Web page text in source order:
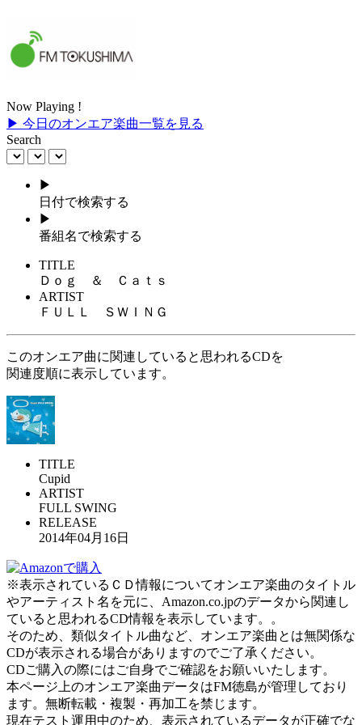
Now Playing !
▶ 今日のオンエア楽曲一覧を見る
Search
▶
日付で検索する
▶
番組名で検索する
TITLE
Ｄｏｇ ＆ Ｃａｔｓ
ARTIST
ＦＵＬＬ ＳＷＩＮＧ
このオンエア曲に関連していると思われるCDを
関連度順に表示しています。
TITLE
Cupid
ARTIST
FULL SWING
RELEASE
2014年04月16日
※表示されているＣＤ情報についてオンエア楽曲のタイトル
やアーティスト名を元に、Amazon.co.jpのデータから関連し
ていると思われるCD情報を表示しています。。
そのため、類似タイトル曲など、オンエア楽曲とは無関係な
CDが表示される場合がありますのでご了承ください。
CDご購入の際にはご自身でご確認をお願いいたします。
本ページ上のオンエア楽曲データはFM徳島が管理しており
ます。無断転載・複製・再加工を禁じます。
現在テスト運用中のため、表示されているデータが正確でな